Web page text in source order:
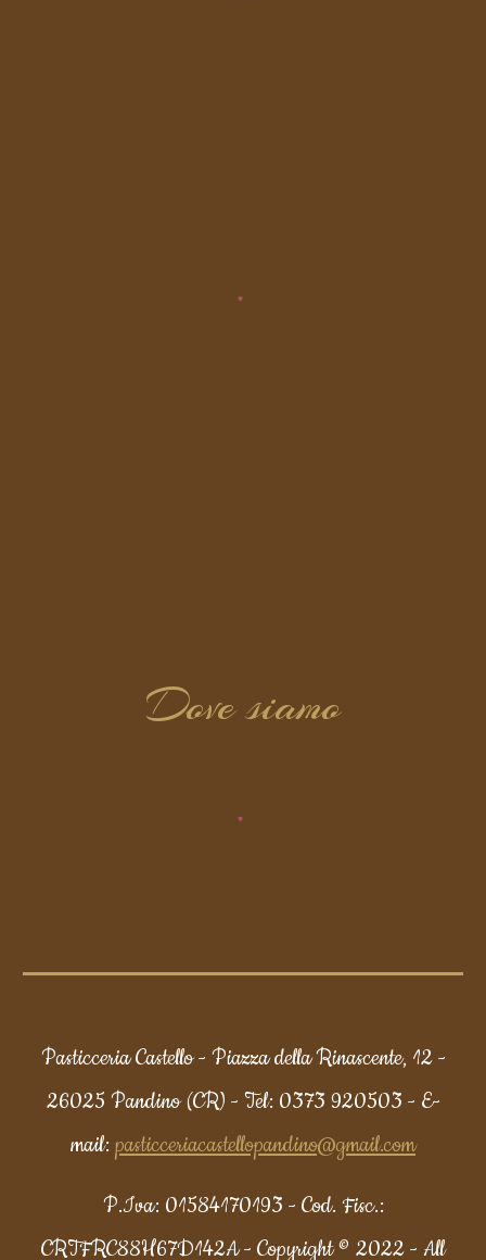
Dove siamo
Pasticceria Castello- Piazza della Rinascente, 12 -
26025 Pandino (CR) - Tel: 0373 920503 - E-
mail: pasticceriacastellopandino@gmail.com
P.Iva: 01584170193 - Cod. Fisc.:
CRTFRC88H67D142A - Copyright © 2022- All